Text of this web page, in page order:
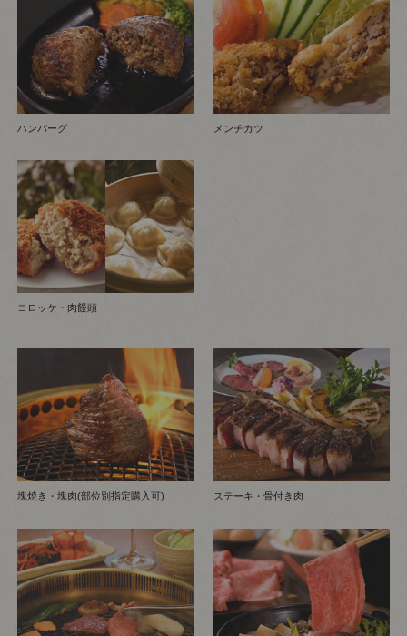
ハンバーグ メンチカツ
コロッケ・肉饅頭
塊焼き・塊肉(部位別指定購入可) ステーキ・骨付き肉